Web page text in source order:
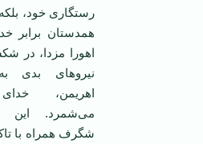
رستگاری خود،
همدستان برابر
اهورا مزدا، در
نیرو‌های بدی
اهریمن،
می‌شمرد. این
شگرف همراه با